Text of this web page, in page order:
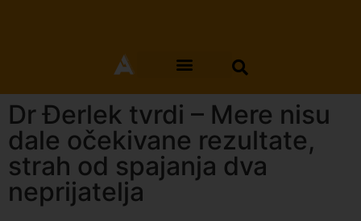
Dr Đerlek tvrdi – Mere nisu
dale očekivane rezultate,
strah od spajanja dva
neprijatelja